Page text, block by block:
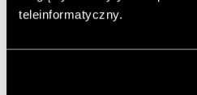
teleinformatyczny.
intensywniejszymi kolorami,